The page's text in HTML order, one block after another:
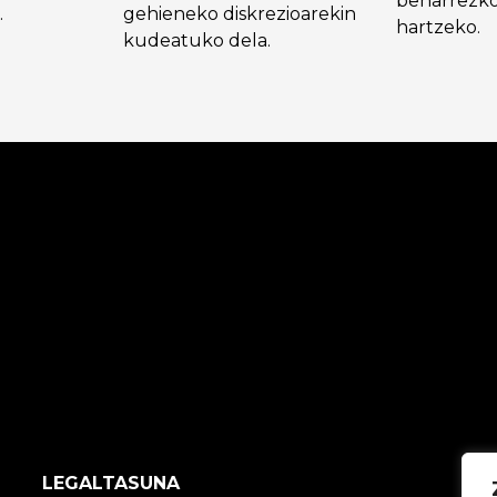
gehieneko diskrezioarekin
kudeatuko dela.
hartzeko.
LEGALTASUNA